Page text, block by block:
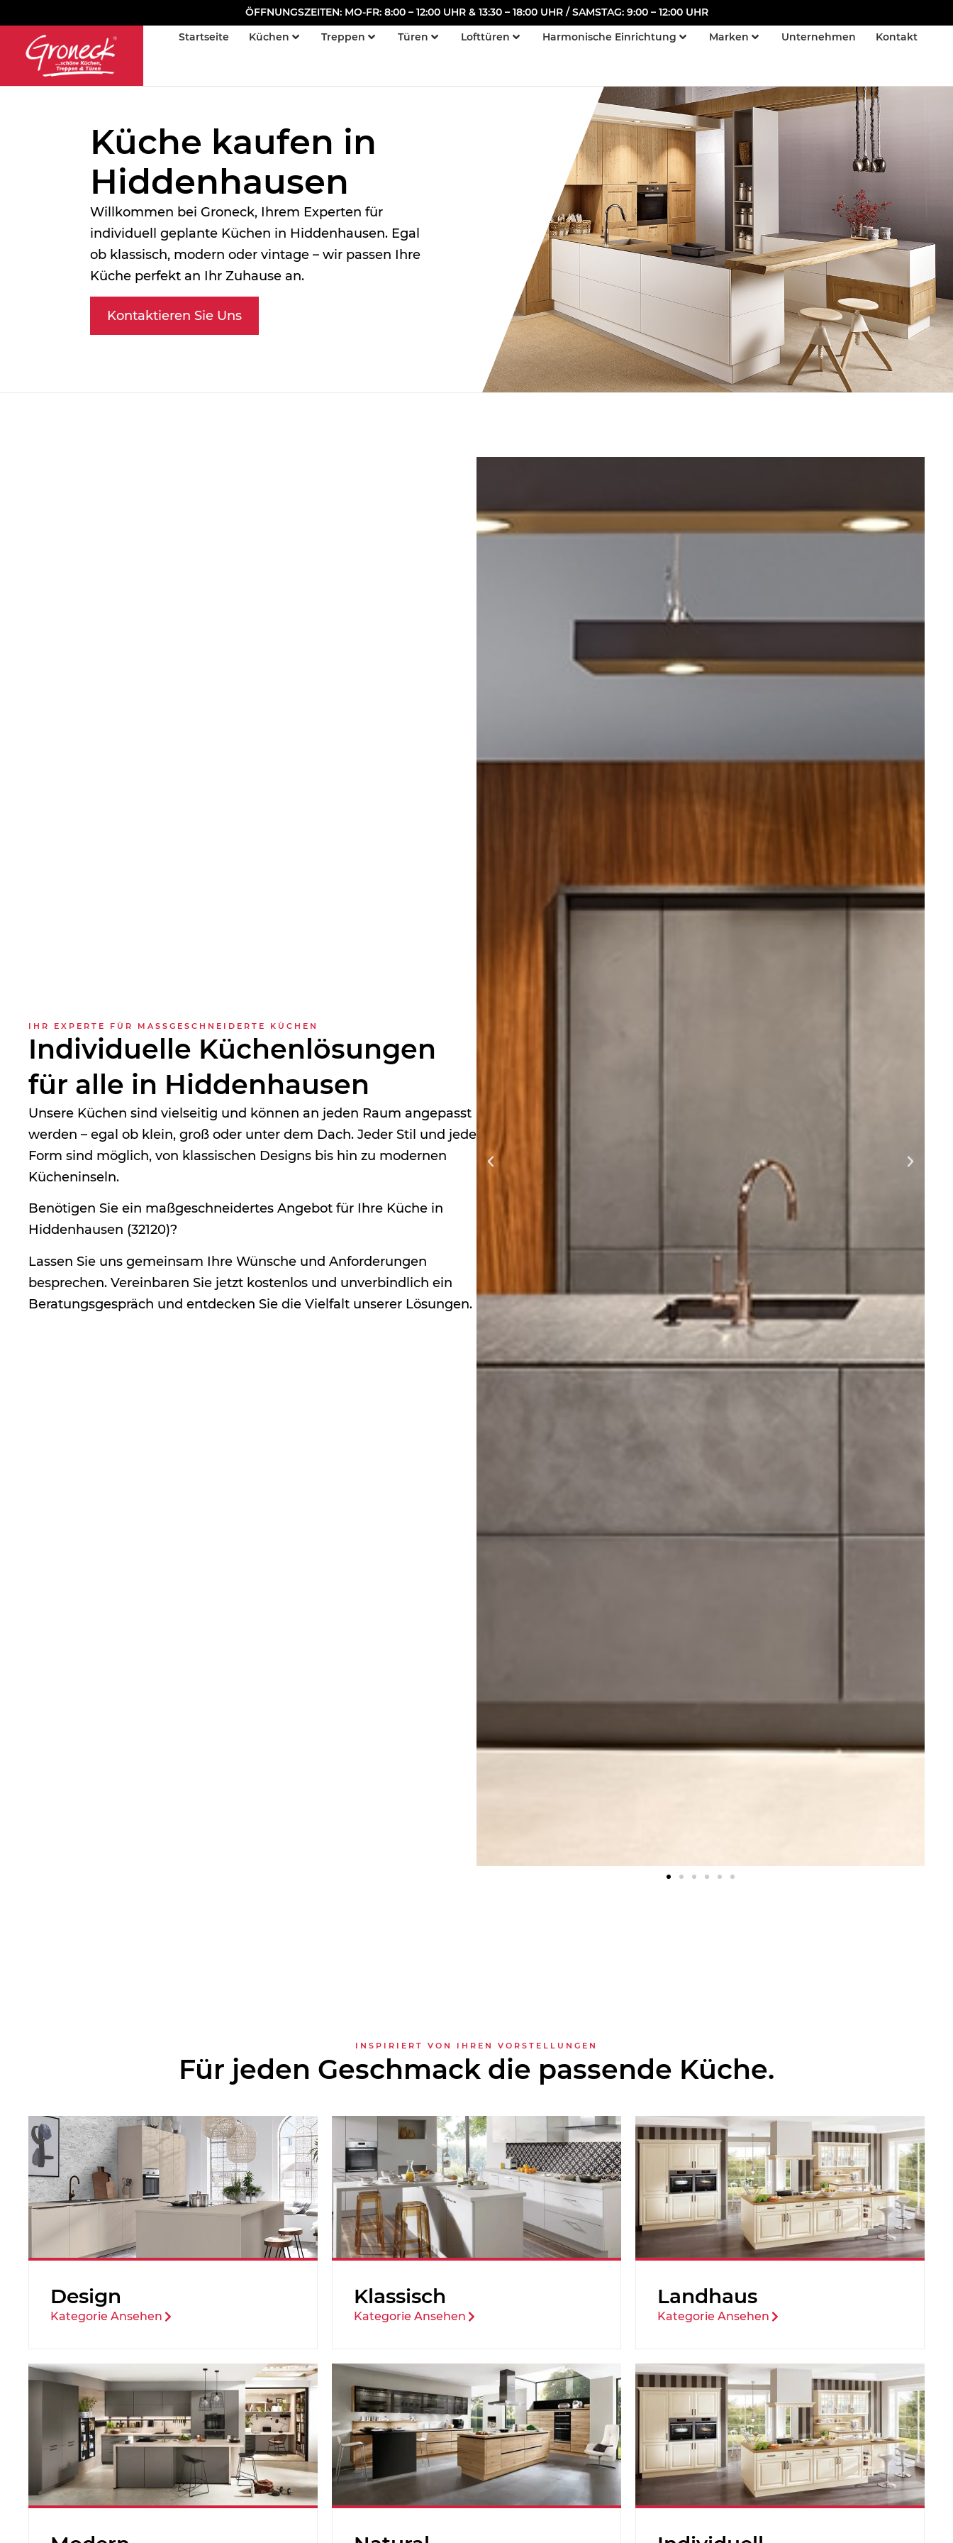
ÖFFNUNGSZEITEN: MO-FR: 8:00 – 12:00 UHR & 13:30 – 18:00 UHR / SAMSTAG: 9:00 – 12:00 UHR
Startseite
Küchen Treppen Türen Lofttüren Harmonische Einrichtung Marken Unternehmen Kontakt
Küche kaufen in
Hiddenhausen
Willkommen bei Groneck, Ihrem Experten für
individuell geplante Küchen in Hiddenhausen. Egal
ob klassisch, modern oder vintage – wir passen Ihre
Küche perfekt an Ihr Zuhause an.
Kontaktieren Sie Uns
IHR EXPERTE FÜR MASSGESCHNEIDERTE KÜCHEN
Individuelle Küchen­lösungen
für alle in Hiddenhausen
Unsere Küchen sind vielseitig und können an jeden Raum angepasst
werden – egal ob klein, groß oder unter dem Dach. Jeder Stil und jede
Form sind möglich, von klassischen Designs bis hin zu modernen
Kücheninseln.
Benötigen Sie ein maßgeschneidertes Angebot für Ihre Küche in
Hiddenhausen (32120)?
Lassen Sie uns gemeinsam Ihre Wünsche und Anforderungen
besprechen. Vereinbaren Sie jetzt kostenlos und unverbindlich ein
Beratungsgespräch und entdecken Sie die Vielfalt unserer Lösungen.
INSPIRIERT VON IHREN VORSTELLUNGEN
Für jeden Geschmack die passende Küche.
Design
Kategorie Ansehen
Klassisch
Kategorie Ansehen
Landhaus
Kategorie Ansehen